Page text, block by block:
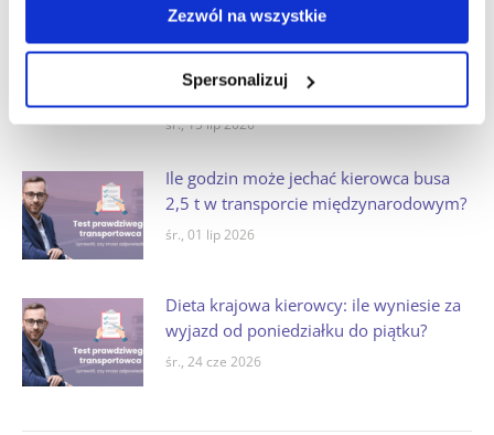
Zezwól na wszystkie
Spersonalizuj
Czy kierowca busa na wyłączeniu musi
używać karty kierowcy? Sprawdź się w
quizie
śr., 15 lip 2026
Ile godzin może jechać kierowca busa
2,5 t w transporcie międzynarodowym?
śr., 01 lip 2026
Dieta krajowa kierowcy: ile wyniesie za
wyjazd od poniedziałku do piątku?
śr., 24 cze 2026